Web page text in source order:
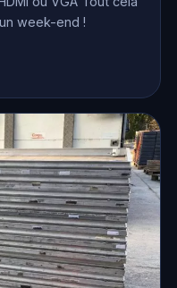
week-end !